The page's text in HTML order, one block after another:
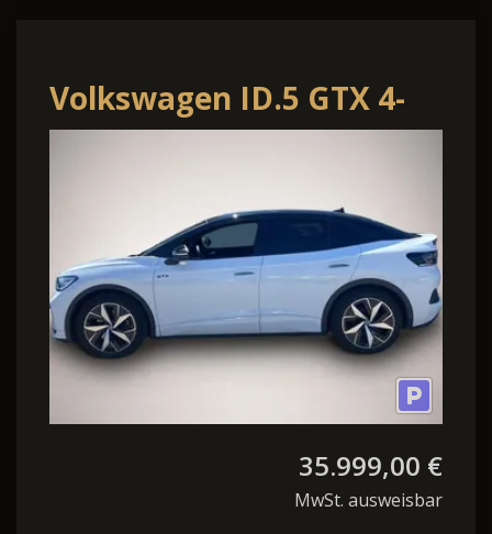
Volkswagen ID.5 GTX 4-
MOTION 82 kWh
35.999,00 €
MwSt. ausweisbar